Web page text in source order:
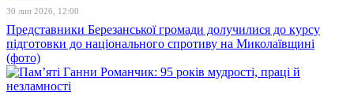
30 лип 2026, 12:00
Представники Березанської громади долучилися до курсу
підготовки до національного спротиву на Миколаївщині
(фото)